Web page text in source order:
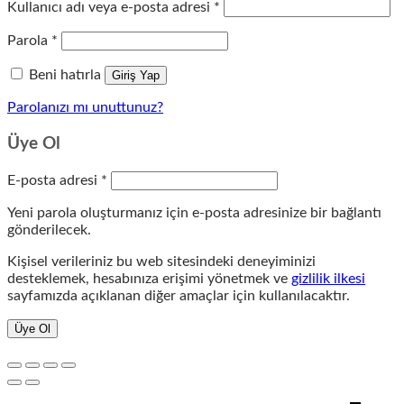
Kullanıcı adı veya e-posta adresi *
Parola *
Beni hatırla Giriş Yap
Parolanızı mı unuttunuz?
Üye Ol
E-posta adresi *
Yeni parola oluşturmanız için e-posta adresinize bir bağlantı
gönderilecek.
Kişisel verileriniz bu web sitesindeki deneyiminizi
desteklemek, hesabınıza erişimi yönetmek ve gizlilik ilkesi
sayfamızda açıklanan diğer amaçlar için kullanılacaktır.
Üye Ol